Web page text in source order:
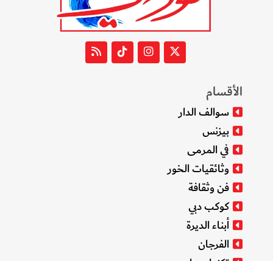
الأقسام
سوالف الدار
بيزنس
في المرمى
وثائقيات الخور
فن وثقافة
كوكب دبي
أبناء الديرة
الفرجان